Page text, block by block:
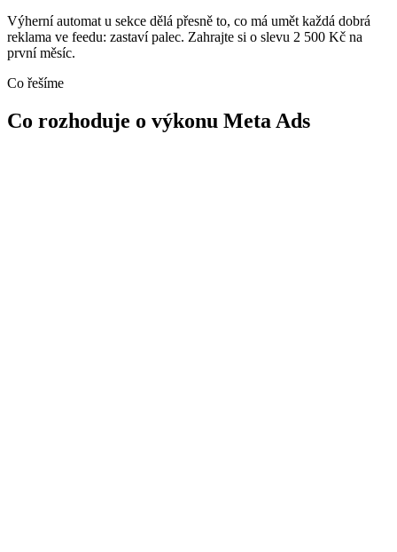
Výherní automat u sekce dělá přesně to, co má umět každá dobrá
reklama ve feedu: zastaví palec. Zahrajte si o slevu 2 500 Kč na
první měsíc.
Co řešíme
Co rozhoduje o výkonu Meta Ads